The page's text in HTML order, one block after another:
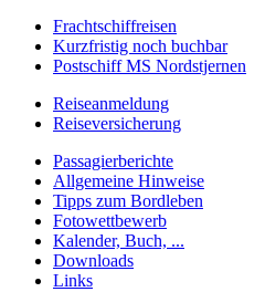
Frachtschiffreisen
Kurzfristig noch buchbar
Postschiff MS Nordstjernen
Reiseanmeldung
Reiseversicherung
Passagierberichte
Allgemeine Hinweise
Tipps zum Bordleben
Fotowettbewerb
Kalender, Buch, ...
Downloads
Links